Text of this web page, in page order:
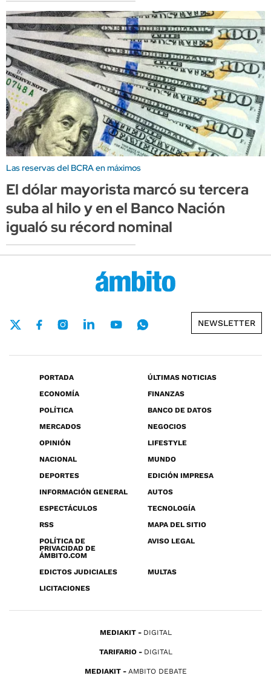
Las reservas del BCRA en máximos
El dólar mayorista marcó su tercera
suba al hilo y en el Banco Nación
igualó su récord nominal
NEWSLETTER
PORTADA
ÚLTIMAS NOTICIAS
ECONOMÍA
FINANZAS
POLÍTICA
BANCO DE DATOS
MERCADOS
NEGOCIOS
OPINIÓN
LIFESTYLE
NACIONAL
MUNDO
DEPORTES
EDICIÓN IMPRESA
INFORMACIÓN GENERAL
AUTOS
ESPECTÁCULOS
TECNOLOGÍA
RSS
MAPA DEL SITIO
POLÍTICA DE
PRIVACIDAD DE
ÁMBITO.COM
AVISO LEGAL
EDICTOS JUDICIALES
MULTAS
LICITACIONES
MEDIAKIT DIGITAL
TARIFARIO DIGITAL
MEDIAKIT AMBITO DEBATE